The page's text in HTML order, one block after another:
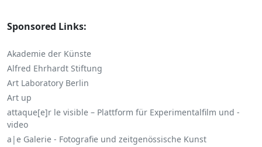
Sponsored Links:
Akademie der Künste
Alfred Ehrhardt Stiftung
Art Laboratory Berlin
Art up
attaque[e]r le visible – Plattform für Experimentalfilm und -
video
a|e Galerie - Fotografie und zeitgenössische Kunst